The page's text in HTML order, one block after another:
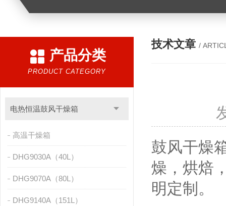
产品分类
PRODUCT CATEGORY
电热恒温鼓风干燥箱
高温干燥箱
DHG9030A（40L）
DHG9070A（80L）
DHG9140A（151L）
技术文章 /
鼓风干燥
燥，烘焙
明定制。